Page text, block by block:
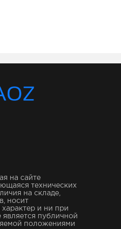
на сайте
технических
на складе,
носит
и ни при
является публичной
положениями